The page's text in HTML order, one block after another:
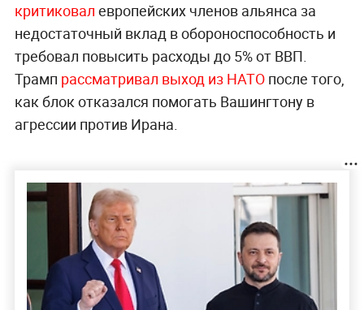
критиковал европейских членов альянса за
недостаточный вклад в обороноспособность и
требовал повысить расходы до 5% от ВВП.
Трамп рассматривал выход из НАТОпосле того,
как блок отказался помогать Вашингтону в
агрессии против Ирана.